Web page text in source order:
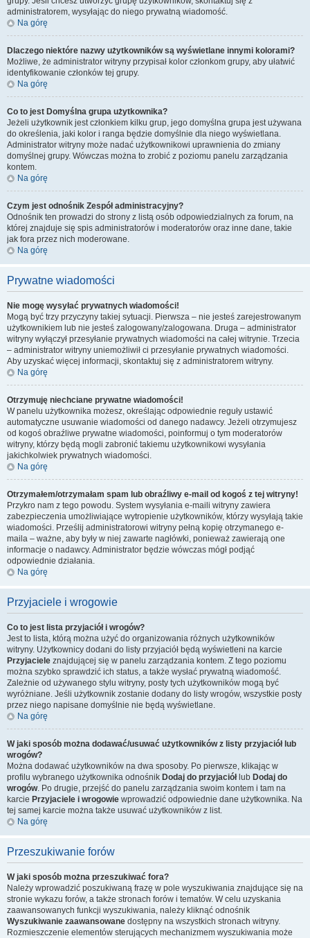
administratorem, wysyłając do niego prywatną wiadomość.
Na górę
Dlaczego niektóre nazwy użytkowników są wyświetlane innymi kolorami?
Możliwe, że administrator witryny przypisał kolor członkom grupy, aby ułatwić
identyfikowanie członków tej grupy.
Na górę
Co to jest Domyślna grupa użytkownika?
Jeżeli użytkownik jest członkiem kilku grup, jego domyślna grupa jest używana
do określenia, jaki kolor i ranga będzie domyślnie dla niego wyświetlana.
Administrator witryny może nadać użytkownikowi uprawnienia do zmiany
domyślnej grupy. Wówczas można to zrobić z poziomu panelu zarządzania
kontem.
Na górę
Czym jest odnośnik Zespół administracyjny?
Odnośnik ten prowadzi do strony z listą osób odpowiedzialnych za forum, na
której znajduje się spis administratorów i moderatorów oraz inne dane, takie
jak fora przez nich moderowane.
Na górę
Prywatne wiadomości
Nie mogę wysyłać prywatnych wiadomości!
Mogą być trzy przyczyny takiej sytuacji. Pierwsza – nie jesteś zarejestrowanym
użytkownikiem lub nie jesteś zalogowany/zalogowana. Druga – administrator
witryny wyłączył przesyłanie prywatnych wiadomości na całej witrynie. Trzecia
– administrator witryny uniemożliwił ci przesyłanie prywatnych wiadomości.
Aby uzyskać więcej informacji, skontaktuj się z administratorem witryny.
Na górę
Otrzymuję niechciane prywatne wiadomości!
W panelu użytkownika możesz, określając odpowiednie reguły ustawić
automatyczne usuwanie wiadomości od danego nadawcy. Jeżeli otrzymujesz
od kogoś obraźliwe prywatne wiadomości, poinformuj o tym moderatorów
witryny, którzy będą mogli zabronić takiemu użytkownikowi wysyłania
jakichkolwiek prywatnych wiadomości.
Na górę
Otrzymałem/otrzymałam spam lub obraźliwy e-mail od kogoś z tej witryny!
Przykro nam z tego powodu. System wysyłania e-maili witryny zawiera
zabezpieczenia umożliwiające wytropienie użytkowników, którzy wysyłają takie
wiadomości. Prześlij administratorowi witryny pełną kopię otrzymanego e-
maila – ważne, aby były w niej zawarte nagłówki, ponieważ zawierają one
informacje o nadawcy. Administrator będzie wówczas mógł podjąć
odpowiednie działania.
Na górę
Przyjaciele i wrogowie
Co to jest lista przyjaciół i wrogów?
Jest to lista, którą można użyć do organizowania różnych użytkowników
witryny. Użytkownicy dodani do listy przyjaciół będą wyświetleni na karcie
Przyjaciele znajdującej się w panelu zarządzania kontem. Z tego poziomu
można szybko sprawdzić ich status, a także wysłać prywatną wiadomość.
Zależnie od używanego stylu witryny, posty tych użytkowników mogą być
wyróżniane. Jeśli użytkownik zostanie dodany do listy wrogów, wszystkie posty
przez niego napisane domyślnie nie będą wyświetlane.
Na górę
W jaki sposób można dodawać/usuwać użytkowników z listy przyjaciół lub
wrogów?
Można dodawać użytkowników na dwa sposoby. Po pierwsze, klikając w
profilu wybranego użytkownika odnośnik Dodaj do przyjaciółlub Dodaj do
wrogów. Po drugie, przejść do panelu zarządzania swoim kontem i tam na
karcie Przyjaciele i wrogowie wprowadzić odpowiednie dane użytkownika. Na
tej samej karcie można także usuwać użytkowników z list.
Na górę
Przeszukiwanie forów
W jaki sposób można przeszukiwać fora?
Należy wprowadzić poszukiwaną frazę w pole wyszukiwania znajdujące się na
stronie wykazu forów, a także stronach forów i tematów. W celu uzyskania
zaawansowanych funkcji wyszukiwania, należy kliknąć odnośnik
Wyszukiwanie zaawansowane dostępny na wszystkich stronach witryny.
Rozmieszczenie elementów sterujących mechanizmem wyszukiwania może